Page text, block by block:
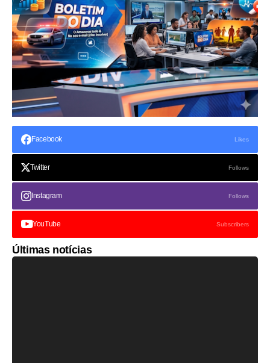
Facebook Likes
Twitter Follows
Instagram Follows
YouTube Subscribers
Últimas notícias